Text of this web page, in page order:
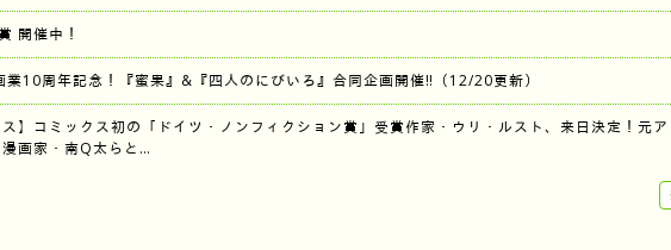
開催中！
10周年記念！『蜜果』&『四人のにびいろ』合同企画開催‼︎（12/20更新）
ス】コミックス初の「ドイツ・ノンフィクション賞」受賞作家・ウリ・ルスト、来日決定！元
画家・南Q太らと…